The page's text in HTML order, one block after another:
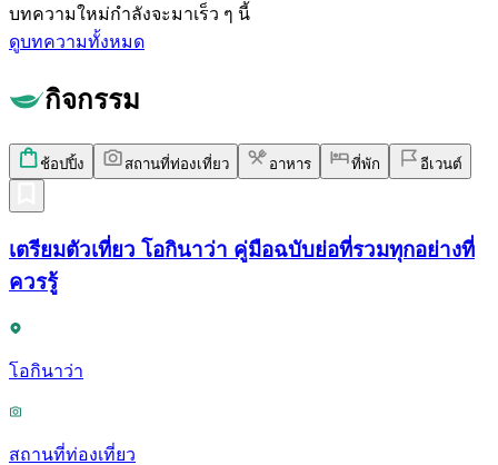
บทความใหม่กำลังจะมาเร็ว ๆ นี้
ดูบทความทั้งหมด
กิจกรรม
ช้อปปิ้ง สถานที่ท่องเที่ยว อาหาร ที่พัก อีเวนต์
เตรียมตัวเที่ยว โอกินาว่า คู่มือฉบับย่อที่รวมทุกอย่างที่
ควรรู้
โอกินาว่า
สถานที่ท่องเที่ยว